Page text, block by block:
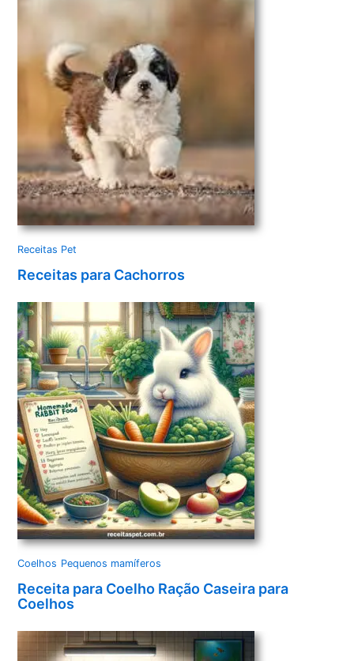
Receitas Pet
Receitas para Cachorros
Coelhos Pequenos mamíferos
Receita para Coelho Ração Caseira para
Coelhos